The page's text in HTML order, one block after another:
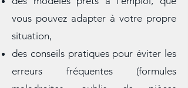
bailleurs, tribunal, etc.),
des modèles prêts à l’emploi, que
vous pouvez adapter à votre propre
situation,
des conseils pratiques pour éviter les